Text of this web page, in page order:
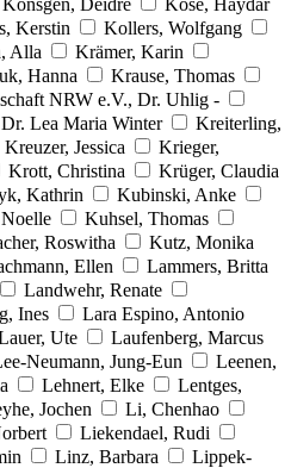
Kerstin
Kollers, Wolfgang
Alla
Krämer, Karin
Hanna
Krause, Thomas
NRW e.V., Dr. Uhlig -
Lea Maria Winter
Kreiterling,
Kreuzer, Jessica
Krieger,
Krott, Christina
Krüger, Claudia
Kathrin
Kubinski, Anke
Kuhsel, Thomas
Roswitha
Kutz, Monika
Ellen
Lammers, Britta
Landwehr, Renate
Ines
Lara Espino, Antonio
Ute
Laufenberg, Marcus
Neumann, Jung-Eun
Leenen,
Lehnert, Elke
Lentges,
Jochen
Li, Chenhao
Liekendael, Rudi
Linz, Barbara
Lippek-